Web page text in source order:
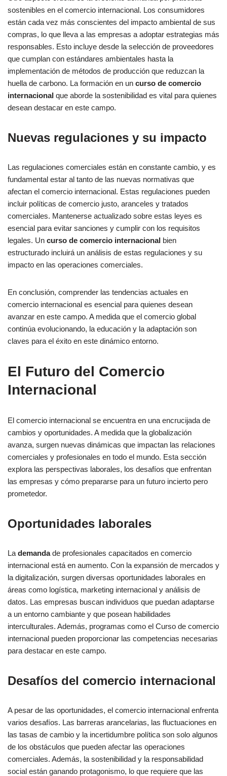
sostenibles en el comercio internacional. Los consumidores
están cada vez más conscientes del impacto ambiental de sus
compras, lo que lleva a las empresas a adoptar estrategias más
responsables. Esto incluye desde la selección de proveedores
que cumplan con estándares ambientales hasta la
implementación de métodos de producción que reduzcan la
huella de carbono. La formación en un curso de comercio
internacional que aborde la sostenibilidad es vital para quienes
desean destacar en este campo.
Nuevas regulaciones y su impacto
Las regulaciones comerciales están en constante cambio, y es
fundamental estar al tanto de las nuevas normativas que
afectan el comercio internacional. Estas regulaciones pueden
incluir políticas de comercio justo, aranceles y tratados
comerciales. Mantenerse actualizado sobre estas leyes es
esencial para evitar sanciones y cumplir con los requisitos
legales. Un curso de comercio internacional bien
estructurado incluirá un análisis de estas regulaciones y su
impacto en las operaciones comerciales.
En conclusión, comprender las tendencias actuales en
comercio internacional es esencial para quienes desean
avanzar en este campo. A medida que el comercio global
continúa evolucionando, la educación y la adaptación son
claves para el éxito en este dinámico entorno.
El Futuro del Comercio
Internacional
El comercio internacional se encuentra en una encrucijada de
cambios y oportunidades. A medida que la globalización
avanza, surgen nuevas dinámicas que impactan las relaciones
comerciales y profesionales en todo el mundo. Esta sección
explora las perspectivas laborales, los desafíos que enfrentan
las empresas y cómo prepararse para un futuro incierto pero
prometedor.
Oportunidades laborales
La demandade profesionales capacitados en comercio
internacional está en aumento. Con la expansión de mercados y
la digitalización, surgen diversas oportunidades laborales en
áreas como logística, marketing internacional y análisis de
datos. Las empresas buscan individuos que puedan adaptarse
a un entorno cambiante y que posean habilidades
interculturales. Además, programas como el Curso de comercio
internacional pueden proporcionar las competencias necesarias
para destacar en este campo.
Desafíos del comercio internacional
A pesar de las oportunidades, el comercio internacional enfrenta
varios desafíos. Las barreras arancelarias, las fluctuaciones en
las tasas de cambio y la incertidumbre política son solo algunos
de los obstáculos que pueden afectar las operaciones
comerciales. Además, la sostenibilidad y la responsabilidad
social están ganando protagonismo, lo que requiere que las